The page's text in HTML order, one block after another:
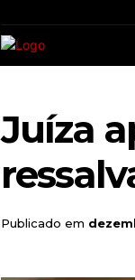
Juíza
Publicado em